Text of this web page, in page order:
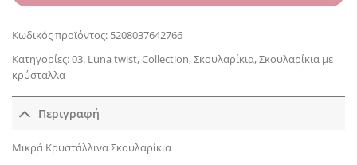
Κωδικός προϊόντος: 5208037642766
Κατηγορίες:03. Luna twist,Collection,Σκουλαρίκια,Σκουλαρίκια με
κρύσταλλα
Περιγραφή
Μικρά Κρυστάλλινα Σκουλαρίκια